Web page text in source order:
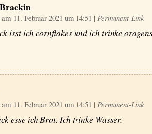
11. Februar 2021 um 14:51 | Permanent-Link
isst ich cornflakes und ich trinke
11. Februar 2021 um 14:51 | Permanent-Link
esse ich Brot. Ich trinke Wasser.